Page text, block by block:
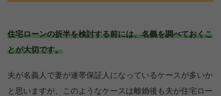
住宅ローンの折半を検討する前には、名義を調べておくこ
とが大切です。
夫が名義人で妻が連帯保証人になっているケースが多いか
と思いますが、このようなケースは離婚後も夫が住宅ロー